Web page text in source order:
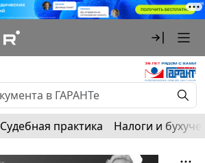
Судебная практика Налоги и